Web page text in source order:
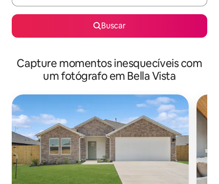
Buscar
Capture momentos inesquecíveis com
um fotógrafo em Bella Vista